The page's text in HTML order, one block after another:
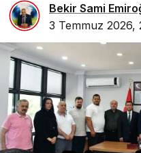
Bekir Sami
3 Temmuz 2026,